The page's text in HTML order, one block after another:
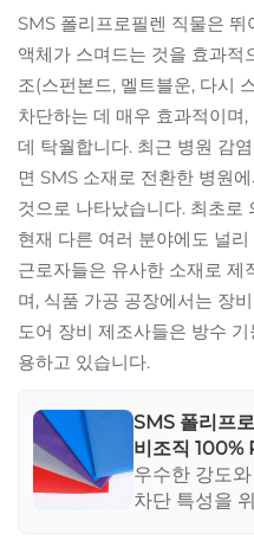
는 단일 층 직
비해 탁월한
기능을 제공
액과 세균 장
강화합니다.
적이며 재활
능한 이 직물
속 가능한 의료
천을 지원하
관리에 중점
병원에 있어
인 선택입니다.
SMS 폴리프로필렌 직물은
액체가 스며드는 것을 효과적
조(스펀본드, 멜트블운, 다시
차단하는 데 매우 효과적이며
데 탁월합니다. 최근 병원 감
면 SMS 소재로 전환한 병원
것으로 나타났습니다. 최초로
현재 다른 여러 분야에도 널
근로자들은 유사한 소재로 제
며, 식품 가공 공장에서는 장
도어 장비 제조사들은 방수
용하고 있습니다.
SMS 폴리프
비조직 100%
료 스푼본드
병원 침대 시
우수한 강도
차단 특성을